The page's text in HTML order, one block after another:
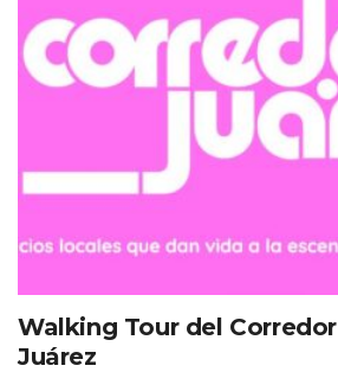
Walking Tour del Corredor
Juárez